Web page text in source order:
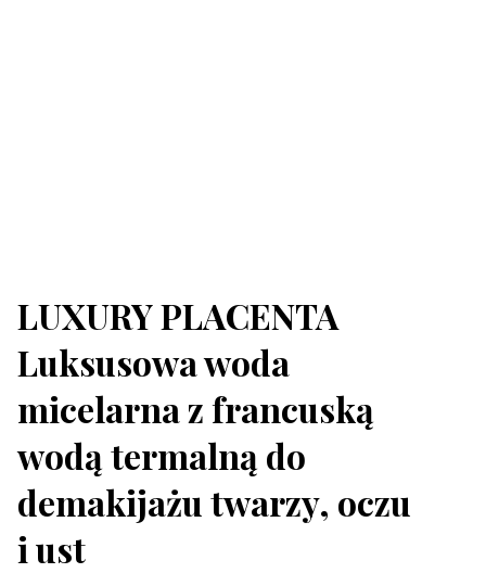
LUXURY PLACENTA
Luksusowa woda
micelarna z francuską
wodą termalną do
demakijażu twarzy, oczu
i ust